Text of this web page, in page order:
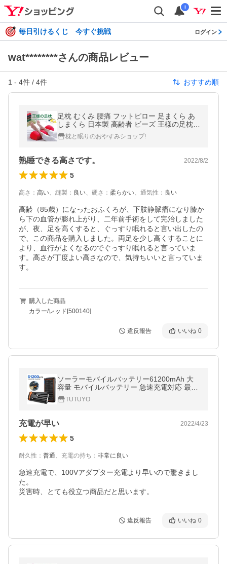
i
毎日引けるくじ 今すぐ挑戦 ログイン
wat********さんの商品レビュー
1 - 4件 / 4件 おすすめ順
足枕 むくみ 腰痛 フットピロー 足まくら あ
しまくら 日本製 高齢者 ビーズ 王様の足枕
敬老の日 プレゼント
枕と眠りのおやすみショップ!
熟睡できる高さです。 2022/8/2
5
高さ ： 高い、 縫製 ： 良い、 硬さ ： 柔らかい、 通気性 ： 良い
高齢（85歳）になったおふくろが、下肢静脈瘤になり膝か
ら下の血管が膨れ上がり、二年前手術をして完治しました
が、夜、足を高くすると、ぐっすり眠れると言い出したの
で、この商品を購入しました。両足を少し高くすることに
より、血行がよくなるのでぐっすり眠れると言っていま
す。高さが丁度よい高さなので、気持ちいいと言っていま
す。
購入した商品
カラー/レッド[500140]
違反報告 いいね 0
ソーラーモバイルバッテリー61200mAh 大
容量 モバイルバッテリー 急速充電対応 最大
3.0A 5台同時充電 ケーブル内蔵 手回し充電
LEDライト搭載 アウトドア 防災用
TUTUYO
充電が早い 2022/4/23
5
耐久性 ： 普通、 充電の持ち ： 非常に良い
急速充電で、100Vアダプター充電より早いので驚きまし
た。
災害時、とても役立つ商品だと思います。
違反報告 いいね 0